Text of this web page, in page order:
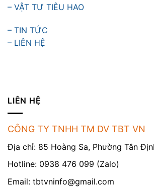
– VẬT TƯ TIÊU HAO
– TIN TỨC
– LIÊN HỆ
LIÊN HỆ
CÔNG TY TNHH TM DV TBT VN
Địa chỉ: 85 Hoàng Sa, Phường Tân
Hotline: 0938 476 099 (Zalo)
Email: tbtvninfo@gmail.com